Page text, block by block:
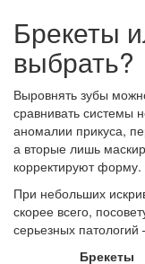
Брекеты
выбрать?
Выровнять зубы
сравнивать системы
аномалии прикуса,
а вторые лишь
корректируют форму.
При небольших
скорее всего,
серьезных
Брекеты